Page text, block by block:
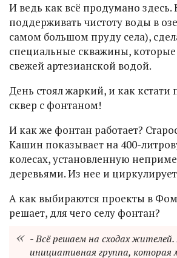
И ведь как всё продумано
поддерживать чистоту воды в
самом большом пруду села),
специальные скважины,
свежей артезианской водой.
День стоял жаркий, и как кстати
сквер с фонтаном!
И как же фонтан работает?
Кашин показывает на 400-
колесах, установленную
деревьями. Из нее и
А как выбираются проекты в
решает, для чего селу фонтан?
- Всё решаем на сходах
инициативная группа, которая